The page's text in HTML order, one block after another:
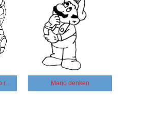
Prinses Peach en Mario rennen Mario denken